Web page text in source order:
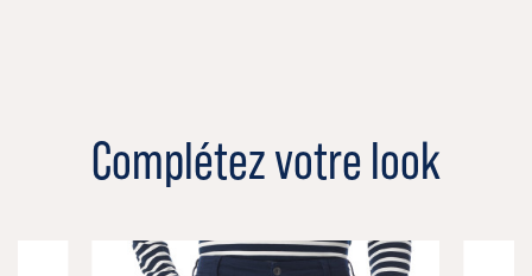
Complétez votre look